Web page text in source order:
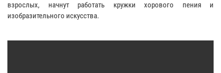
взрослых, начнут работать кружки хорового пения и
изобразительного искусства.